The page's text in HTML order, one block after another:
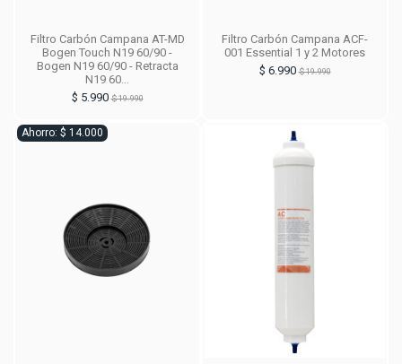
Filtro Carbón Campana AT-MD
Bogen Touch N19 60/90 -
Bogen N19 60/90 - Retracta
N19 60...
$ 5.990$ 19.990
Filtro Carbón Campana ACF-
001 Essential 1 y 2 Motores
$ 6.990$ 19.990
Ahorro: $ 14.000